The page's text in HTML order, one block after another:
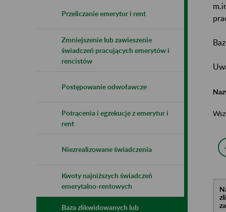
Przeliczanie emerytur i rent
Zmniejszenie lub zawieszenie
świadczeń pracujących emerytów i
rencistów
Postępowanie odwoławcze
Potrącenia i egzekucje z emerytur i
rent
Niezrealizowane świadczenia
Kwoty najniższych świadczeń
emerytalno-rentowych
Baza zlikwidowanych lub